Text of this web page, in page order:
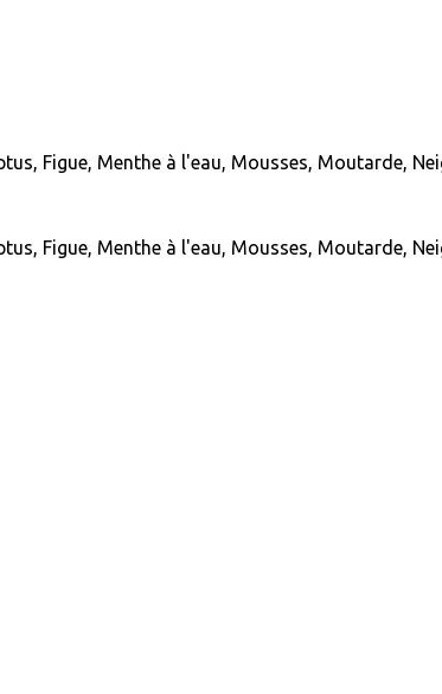
Figue, Menthe à l'eau, Mousses, Moutarde,
Figue, Menthe à l'eau, Mousses, Moutarde,